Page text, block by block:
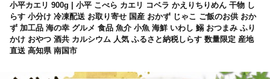
小平カエリ 900g | 小平 こべら カエリ コベラ かえりちりめん 干物 し
らす 小分け 冷凍配送 お取り寄せ 国産 おかず じゃこ ご飯のお供 おか
ず 加工品 海の幸 グルメ 食品 魚介 小魚 海鮮 いわし 鰯 おつまみ ふり
かけ おやつ 酒共 カルシウム 人気 ふるさと納税しらす 数量限定 産地
直送 高知県 南国市